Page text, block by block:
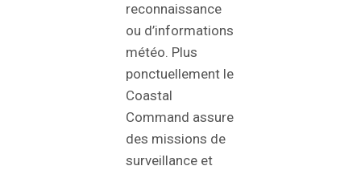
reconnaissance
ou d’informations
météo. Plus
ponctuellement le
Coastal
Command assure
des missions de
surveillance et